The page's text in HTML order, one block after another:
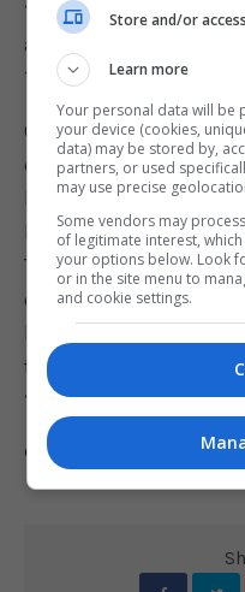
‘catálogo’ que vão
ao uso de drogas”,
1.941 publicações a
Outro ponto de
censura após a
Instagram
Haniyeh, líder político
Teerã, em 31 de julho.
oficialmente o Hamas
libertação” e alega
tipo de “fascismo
“mártires palestinos”.
Comente esta notícia
Store and/or
Learn more
Your personal data will be
your device (cookies,
data) may be stored by,
partners, or used
may use precise
Some vendors may
of legitimate interest,
your options below. Look
or in the site menu to
and cookie settings.